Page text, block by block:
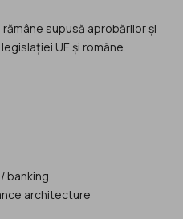
supusă aprobărilor și
UE și române.
banking
architecture